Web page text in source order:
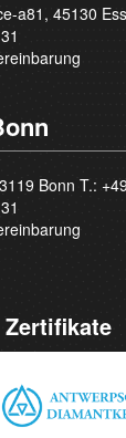
a81, 45130
Bonn T.: